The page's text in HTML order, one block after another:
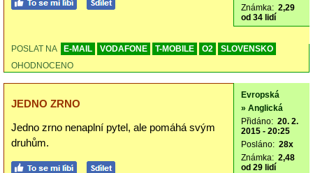
Známka: 2,29
od 34 lidí
POSLAT NA E-MAIL VODAFONE T-MOBILE O2
SLOVENSKO
OHODNOCENO
JEDNO ZRNO
Jedno zrno nenaplní pytel, ale pomáhá svým
druhům.
Evropská
» Anglická
Přidáno: 20. 2.
2015 - 20:25
Posláno: 28x
Známka: 2,48
od 29 lidí